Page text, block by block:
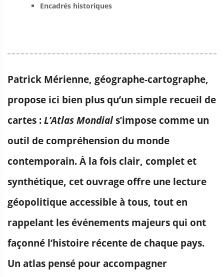
Encadrés historiques
Patrick Mérienne, géographe-cartographe,
propose ici bien plus qu’un simple recueil de
cartes :L’Atlas Mondials’impose comme un
outil de compréhension du monde
contemporain. À la fois clair, complet et
synthétique, cet ouvrage offre une lecture
géopolitique accessible à tous, tout en
rappelant les événements majeurs qui ont
façonné l’histoire récente de chaque pays.
Un atlas pensé pour accompagner